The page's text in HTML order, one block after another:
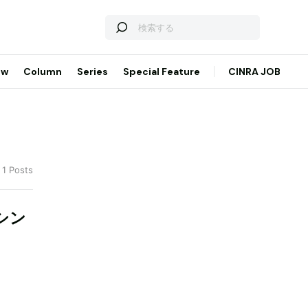
Column Series Special Feature CINRA JOB
Posts
ン